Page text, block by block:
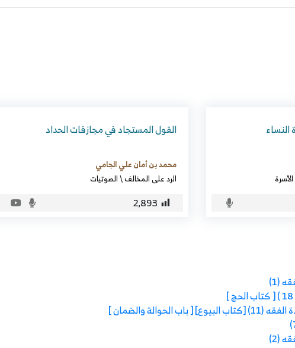
القول المستجاد في مجازفات الحداد
محمد بن أمان علي الجامي
الرد على المخالف\الصوتيات
2٬893
(1)
والضمان ]
(2)